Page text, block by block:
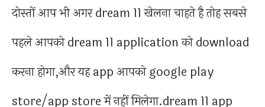
दोस्तों आप भी अगर dream 11 खेलना चाहते है तोह सबसे
पहले आपको dream 11 application को download
करना होगा,और यह app आपको google play
store/app store में नहीं मिलेगा.dream 11 app